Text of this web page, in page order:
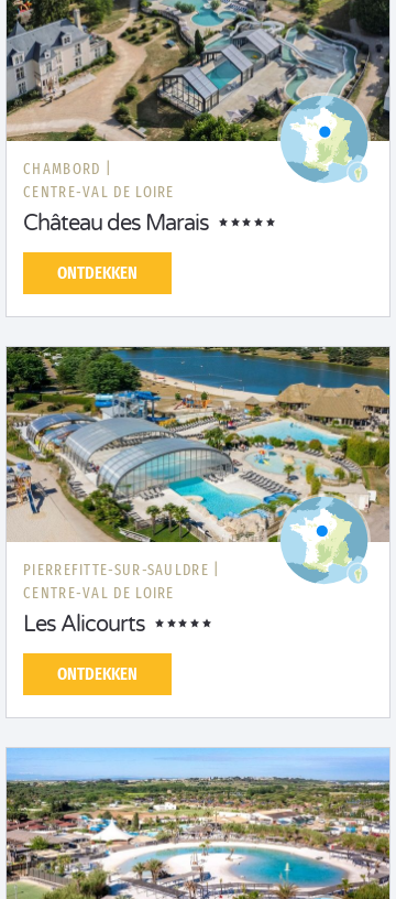
CHAMBORD |
CENTRE-VAL DE LOIRE
Château des Marais
ONTDEKKEN
PIERREFITTE-SUR-SAULDRE |
CENTRE-VAL DE LOIRE
Les Alicourts
ONTDEKKEN